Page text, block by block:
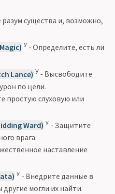
разум существа и, возможно,
У - Определите, есть ли
Lance) У - Высвободите
по цели.
простую слуховую или
Ward) У - Защитите
врага.
наставление
У - Внедрите данные в
могли их найти.